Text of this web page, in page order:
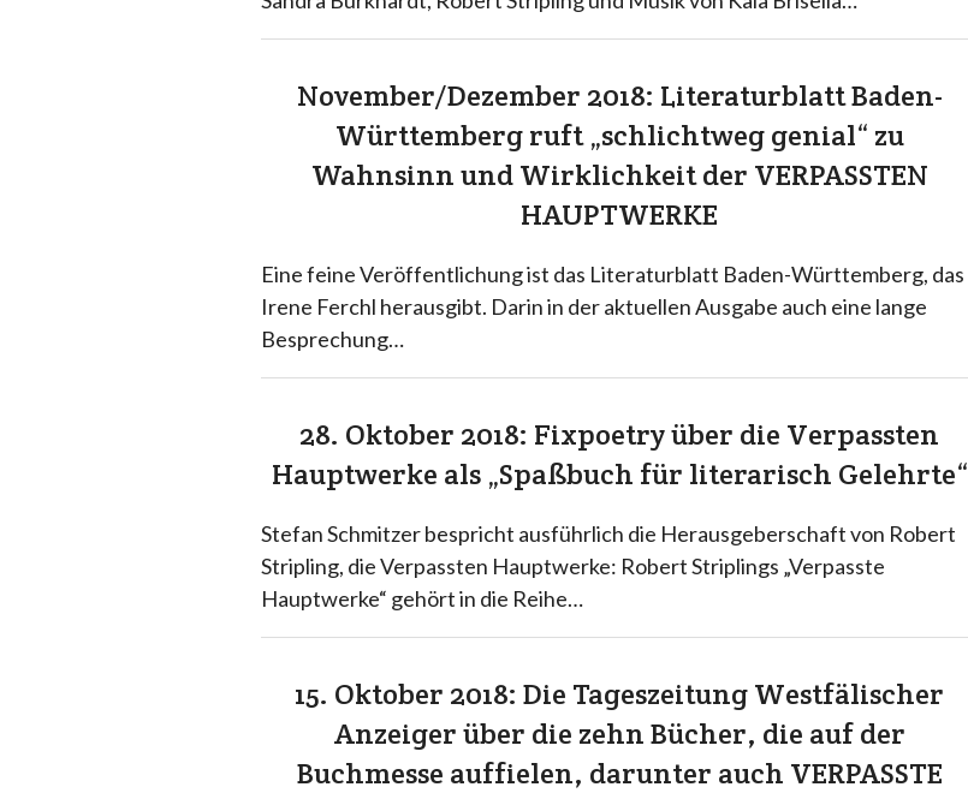
November/Dezember 2018: Literaturblatt Baden-
Württemberg ruft „schlichtweg genial“ zu
Wahnsinn und Wirklichkeit der VERPASSTEN
HAUPTWERKE
Eine feine Veröffentlichung ist das Literaturblatt Baden-Württemberg, das
Irene Ferchl herausgibt. Darin in der aktuellen Ausgabe auch eine lange
Besprechung…
28. Oktober 2018: Fixpoetry über die Verpassten
Hauptwerke als „Spaßbuch für literarisch Gelehrte“
Stefan Schmitzer bespricht ausführlich die Herausgeberschaft von Robert
Stripling, die Verpassten Hauptwerke: Robert Striplings „Verpasste
Hauptwerke“ gehört in die Reihe…
15. Oktober 2018: Die Tageszeitung Westfälischer
Anzeiger über die zehn Bücher, die auf der
Buchmesse auffielen, darunter auch VERPASSTE